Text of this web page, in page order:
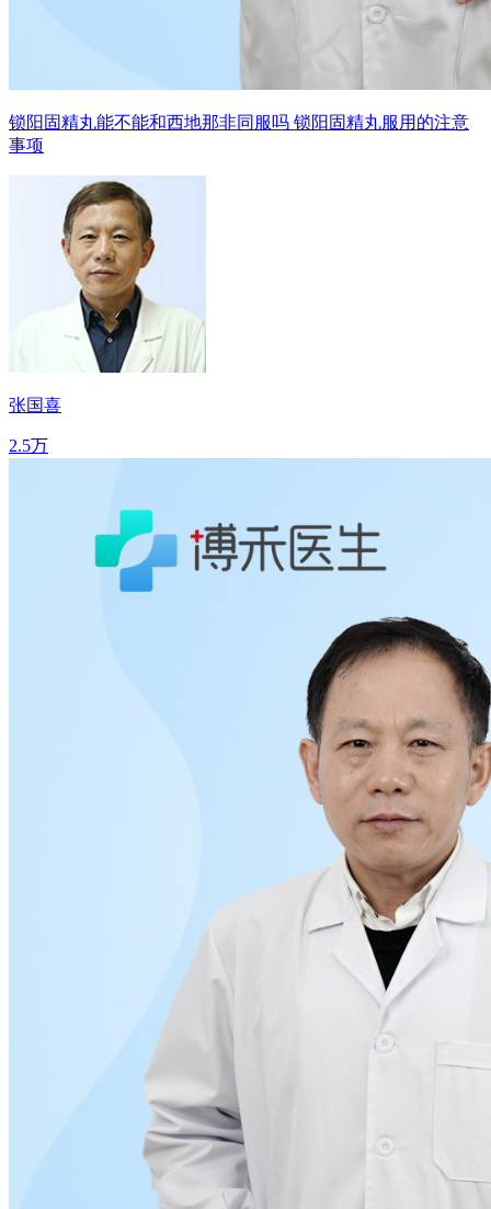
锁阳固精丸能不能和西地那非同服吗 锁阳固精丸服用的注意
事项
张国喜
2.5万